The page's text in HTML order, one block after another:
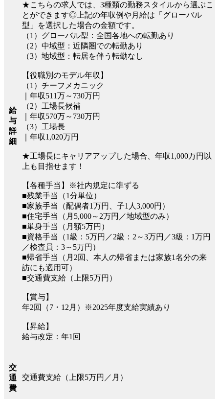
給
与
詳
細
★こちらの求人では、3種類の勤務スタイルから選ぶこ
とができます◎上記の年収例や月給は「グローバル
型」を選択した場合の金額です。
（1）グローバル型：全国各地への転勤あり
（2）中域型：近隣圏での転勤あり
（3）地域型：転居を伴う転勤なし
【役職別のモデル年収】
（1）チーフメカニック
｜年収511万～730万円
（2）工場長候補
｜年収570万～730万円
（3）工場長
｜年収1,020万円
★工場長にキャリアアップした場合、年収1,000万円以
上も目指せます！
【各種手当】※社内規定に準ずる
■残業手当（1分単位）
■家族手当（配偶者1万円、子1人3,000円）
■住宅手当（月5,000～2万円／地域型のみ）
■単身手当（月額5万円）
■資格手当（1級：5万円／2級：2～3万円／3級：1万円
／検査員：3～5万円）
■帰省手当（月2回、本人の帰省または家族1名分の来
訪にも適用可）
■交通費支給（上限5万円）
【賞与】
年2回（7・12月）※2025年度支給実績あり
【昇給】
給与改定：年1回
交
通
費
交通費支給（上限5万円／月）